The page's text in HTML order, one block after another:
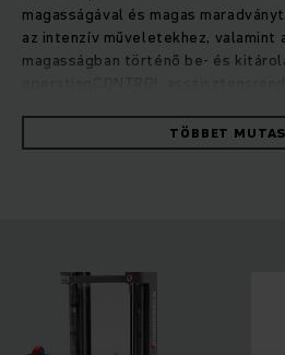
magasságával és magas
az intenzív műveletekhez, valamint
magasságban történő be- és
positionCONTROL emelési
áru biztonságos és hatékony
és rendkívül finom, pontos
TÖBBET